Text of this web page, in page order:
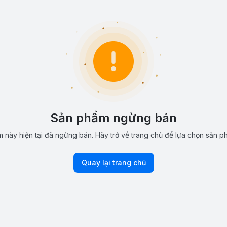
Sản phẩm ngừng bán
này hiện tại đã ngừng bán. Hãy trở về trang chủ để lựa chọn sản
Quay lại trang chủ